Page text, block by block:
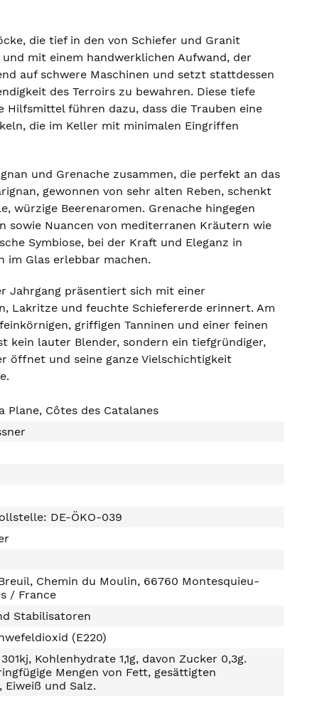
die tief in den von Schiefer und Granit
mit einem handwerklichen Aufwand, der
auf schwere Maschinen und setzt stattdessen
des Terroirs zu bewahren. Diese tiefe
führen dazu, dass die Trauben eine
die im Keller mit minimalen Eingriffen
und Grenache zusammen, die perfekt an das
gewonnen von sehr alten Reben, schenkt
würzige Beerenaromen. Grenache hingegen
sowie Nuancen von mediterranen Kräutern wie
Symbiose, bei der Kraft und Eleganz in
im Glas erlebbar machen.
Jahrgang präsentiert sich mit einer
Lakritze und feuchte Schiefererde erinnert. Am
griffigen Tanninen und einer feinen
kein lauter Blender, sondern ein tiefgründiger,
öffnet und seine ganze Vielschichtigkeit
Plane, Côtes des Catalanes
DE-ÖKO-039
Chemin du Moulin, 66760 Montesquieu-
/ France
Stabilisatoren
(E220)
Kohlenhydrate 1,1g, davon Zucker 0,3g.
Mengen von Fett, gesättigten
Eiweiß und Salz.